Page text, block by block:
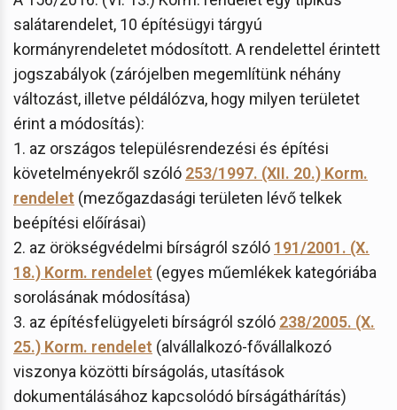
salátarendelet, 10 építésügyi tárgyú
kormányrendeletet módosított. A rendelettel érintett
jogszabályok (zárójelben megemlítünk néhány
változást, illetve példálózva, hogy milyen területet
érint a módosítás):
1. az országos településrendezési és építési
követelményekről szóló 253/1997. (XII. 20.) Korm.
rendelet (mezőgazdasági területen lévő telkek
beépítési előírásai)
2. az örökségvédelmi bírságról szóló 191/2001. (X.
18.) Korm. rendelet (egyes műemlékek kategóriába
sorolásának módosítása)
3. az építésfelügyeleti bírságról szóló 238/2005. (X.
25.) Korm. rendelet (alvállalkozó-fővállalkozó
viszonya közötti bírságolás, utasítások
dokumentálásához kapcsolódó bírságáthárítás)